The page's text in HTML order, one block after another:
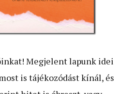
Megjelent lapunk idei
is tájékozódást kínál, és